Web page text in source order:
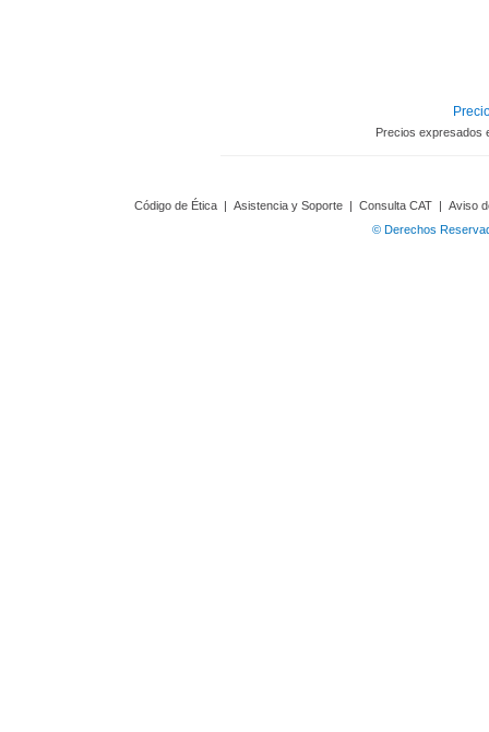
Precios expresados
Código de Ética | Asistencia y Soporte | Consulta CAT | Aviso
© Derechos